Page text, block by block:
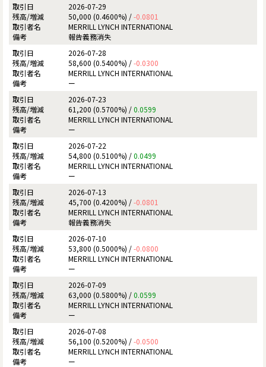
2026-07-29
50,000 (0.4600%) /-0.0801
MERRILL LYNCH INTERNATIONAL
報告義務消失
2026-07-28
58,600 (0.5400%) /-0.0300
MERRILL LYNCH INTERNATIONAL
ー
2026-07-23
61,200 (0.5700%) /0.0599
MERRILL LYNCH INTERNATIONAL
ー
2026-07-22
54,800 (0.5100%) /0.0499
MERRILL LYNCH INTERNATIONAL
ー
2026-07-13
45,700 (0.4200%) /-0.0801
MERRILL LYNCH INTERNATIONAL
報告義務消失
2026-07-10
53,800 (0.5000%) /-0.0800
MERRILL LYNCH INTERNATIONAL
ー
2026-07-09
63,000 (0.5800%) /0.0599
MERRILL LYNCH INTERNATIONAL
ー
2026-07-08
56,100 (0.5200%) /-0.0500
MERRILL LYNCH INTERNATIONAL
ー